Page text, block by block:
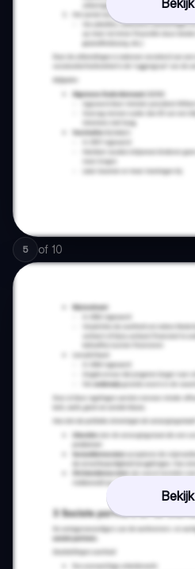
Bekijk
5 of 10
Bekijk